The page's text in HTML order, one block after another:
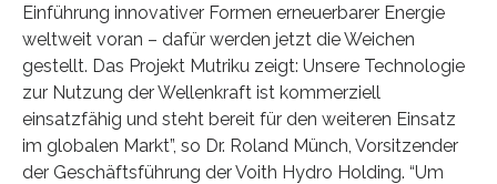
Einführung innovativer Formen erneuerbarer Energie
weltweit voran – dafür werden jetzt die Weichen
gestellt. Das Projekt Mutriku zeigt: Unsere Technologie
zur Nutzung der Wellenkraft ist kommerziell
einsatzfähig und steht bereit für den weiteren Einsatz
im globalen Markt”, so Dr. Roland Münch, Vorsitzender
der Geschäftsführung der Voith Hydro Holding. “Um